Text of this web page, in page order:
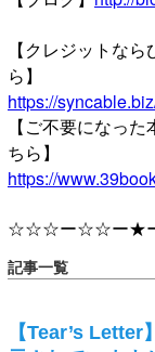
【クレジットな
ら】
https://
【ご不要になっ
ちら】
https://
☆☆☆ー☆☆ー★ー
記事一覧
【Tear’s